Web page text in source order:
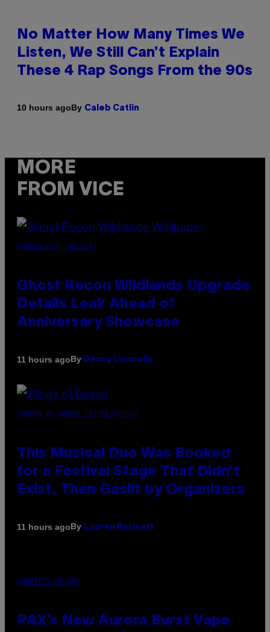
No Matter How Many Times We
Listen, We Still Can’t Explain
These 4 Rap Songs From the 90s
10 hours agoBy Caleb Catlin
MORE
FROM VICE
SCREENSHOT: UBISOFT
Ghost Recon Wildlands Upgrade
Details Leak Ahead of
Anniversary Showcase
11 hours agoBy Denny Connolly
(PHOTO BY AMBER LITTLE/PRESS)
This Musical Duo Was Booked
for a Festival Stage That Didn’t
Exist, Then Gaslit by Organizers
11 hours agoBy Lauren Boisvert
COURTESY OF PAX
PAX’s New Aurora Burst Vape